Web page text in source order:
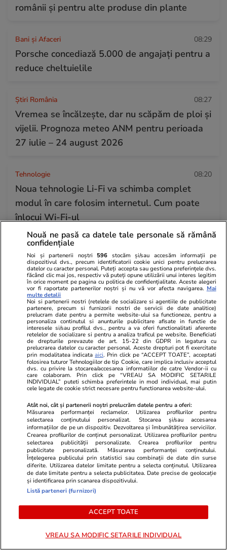
românii și pentru alte produse din plante
Bani și Afaceri 08:29
Porsche concediază 5.000 de angajați pentru a
reduce cheltuielile
Știri România 08:27
Vremea se încălzește, dar nu scăpăm de ploi și
vijelii. Prognoza meteo ANM pentru perioada
27 iulie – 24 august 2026
Tehnologie 08:20
Noua tehnologie Li-Fi va schimba complet
modul în care folosim internetul. Cum poate
înlocui Wi-Fi-ul
Citește mai multe
TRENDING
Horoscop 23 iul.
Horoscop 24 iulie 2026. Vărsătorii au unele
probleme de la locul de muncă ce dispar de la
sine, iar altele vor deveni mai ușor de rezolvat
Știri România 23 iul.
Rezultatele loto din 23 iulie 2026. Numerele
câștigătoare extrase joi
Știri România 23 iul.
Reportaj de la cavoul Sfântului Preot
Mărturisitor și legionar la tinerețe Ilie
Lăcătușu, unde Icoana Arhanghelul Mihail,
Nouă ne pasă ca datele tale personale să rămână
confidențiale
Noi și partenerii noștri 596 stocăm și/sau accesăm informații pe
dispozitivul dvs., precum identificatorii cookie unici pentru prelucrarea
datelor cu caracter personal. Puteți accepta sau gestiona preferințele dvs.
făcând clic mai jos, respectiv vă puteți opune utilizării unui interes legitim
în orice moment pe pagina cu politica de confidențialitate. Aceste alegeri
vor fi raportate partenerilor noștri și nu vă vor afecta navigarea. Mai
multe detalii
Noi si partenerii nostri (retelele de socializare si agentiile de publicitate
partenere, precum si furnizorii nostri de servicii de date analitice)
prelucram date pentru a permite website-ului sa functioneze, pentru a
personaliza continutul si anunturile publicitare afisate in functie de
interesele si/sau profilul dvs., pentru a va oferi functionalitati aferente
retelelor de socializare si pentru a analiza traficul pe website. Beneficiati
de drepturile prevazute de art. 15-22 din GDPR in legatura cu
prelucrarea datelor cu caracter personal. Aceste drepturi pot fi exercitate
prin modalitatea indicataaici. Prin click pe “ACCEPT TOATE”, acceptati
folosirea tuturor Tehnologiilor de tip Cookie, care implica inclusiv acceptul
dvs. cu privire la stocarea/accesarea informatiilor de catre Vendor-ii cu
care colaboram. Prin click pe “VREAU SA MODIFIC SETARILE
INDIVIDUAL” puteti schimba preferintele in mod individual, mai putin
cele legate de cookie strict necesare pentru functionarea website-ului.
Atât noi, cât și partenerii noștri prelucrăm datele pentru a oferi:
Măsurarea performanței reclamelor. Utilizarea profilurilor pentru
selectarea conținutului personalizat. Stocarea și/sau accesarea
informațiilor de pe un dispozitiv. Dezvoltarea și îmbunătățirea serviciilor.
Crearea profilurilor de conținut personalizat. Utilizarea profilurilor pentru
selectarea publicității personalizate. Crearea profilurilor pentru
publicitate personalizată. Măsurarea performanței conținutului.
Înțelegerea publicului prin statistici sau combinații de date din surse
diferite. Utilizarea datelor limitate pentru a selecta conținutul. Utilizarea
de date limitate pentru a selecta publicitatea. Date precise de geolocație
și identificarea prin scanarea dispozitivului.
Listă parteneri (furnizori)
ACCEPT TOATE
VREAU SA MODIFIC SETARILE INDIVIDUAL